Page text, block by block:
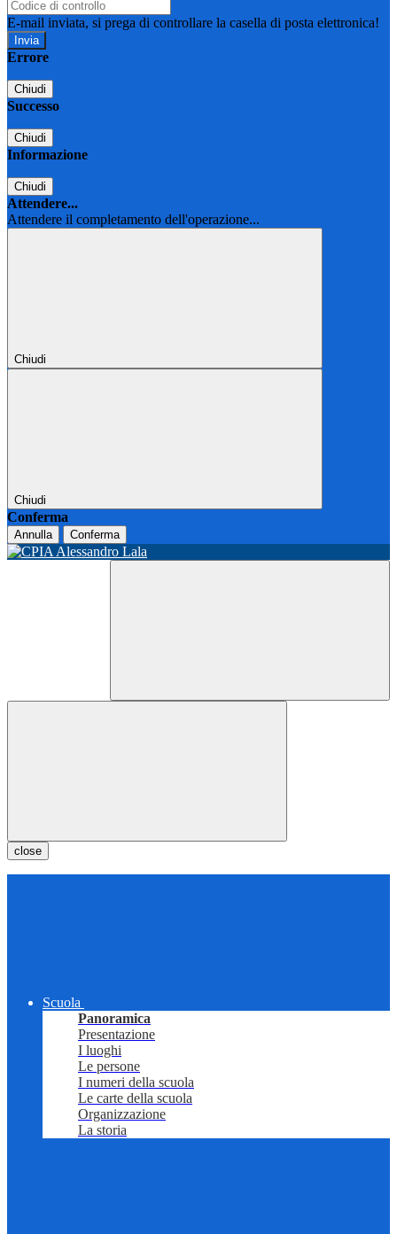
E-mail inviata, si prega di controllare la casella di posta elettronica!
Errore
Chiudi
Successo
Chiudi
Informazione
Chiudi
Attendere...
Attendere il completamento dell'operazione...
Chiudi
Chiudi
Conferma
Annulla Conferma
close
Scuola
Panoramica
Presentazione
I luoghi
Le persone
I numeri della scuola
Le carte della scuola
Organizzazione
La storia